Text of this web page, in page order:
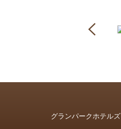
グランパークホテルズ